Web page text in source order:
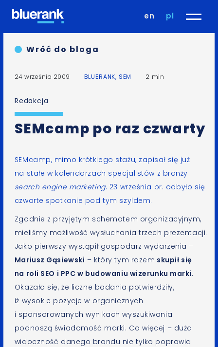
en pl
Wróć do bloga
24 września 2009 BLUERANK, SEM 2 min
Redakcja
SEMcamp po raz czwarty
SEMcamp, mimo krótkiego stażu, zapisał się już
na stałe w kalendarzach specjalistów z branży
search engine marketing. 23 września br. odbyło się
czwarte spotkanie pod tym szyldem.
Zgodnie z przyjętym schematem organizacyjnym,
mieliśmy możliwość wysłuchania trzech prezentacji.
Jako pierwszy wystąpił gospodarz wydarzenia –
Mariusz Gąsiewski – który tym razem skupił się
na roli SEO i PPC w budowaniu wizerunku marki.
Okazało się, że liczne badania potwierdziły,
iż wysokie pozycje w organicznych
i sponsorowanych wynikach wyszukiwania
podnoszą świadomość marki. Co więcej – duża
widoczność danego brandu nie tylko poprawia